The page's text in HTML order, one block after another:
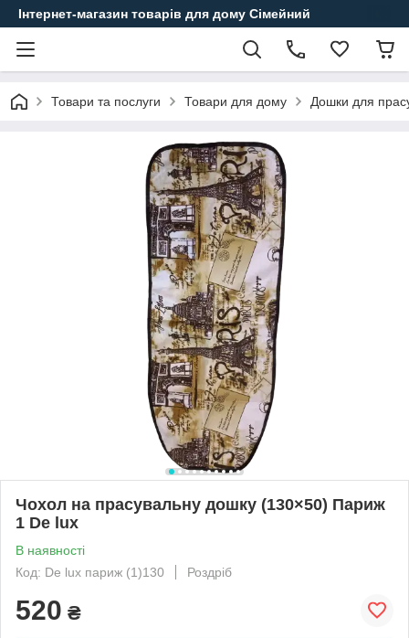
Інтернет-магазин товарів для дому Сімейний
Товари та послуги Товари для дому Дошки для
Чохол на прасувальну дошку (130×50) Париж
1 De lux
В наявності
Код: De lux париж (1)130
Роздріб
520 ₴